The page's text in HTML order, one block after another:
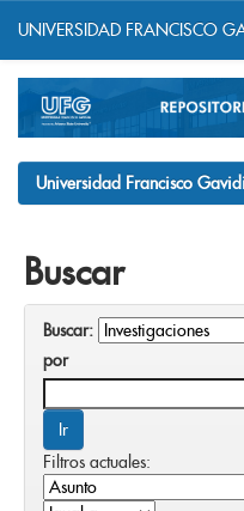
navigation
UNIVERSIDAD FRANCISCO
Universidad Francisco
Buscar
Buscar:
por
Filtros actuales: